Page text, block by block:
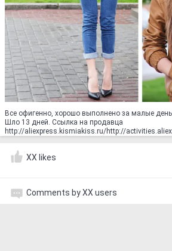
Все офигенно, хорошо выполнено за малые
Шло 13 дней. Ссылка на продавца
http://aliexpress.kismiakiss.ru/http://
XX likes
Comments by XX users